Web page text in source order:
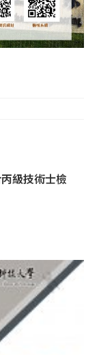
級技術士檢